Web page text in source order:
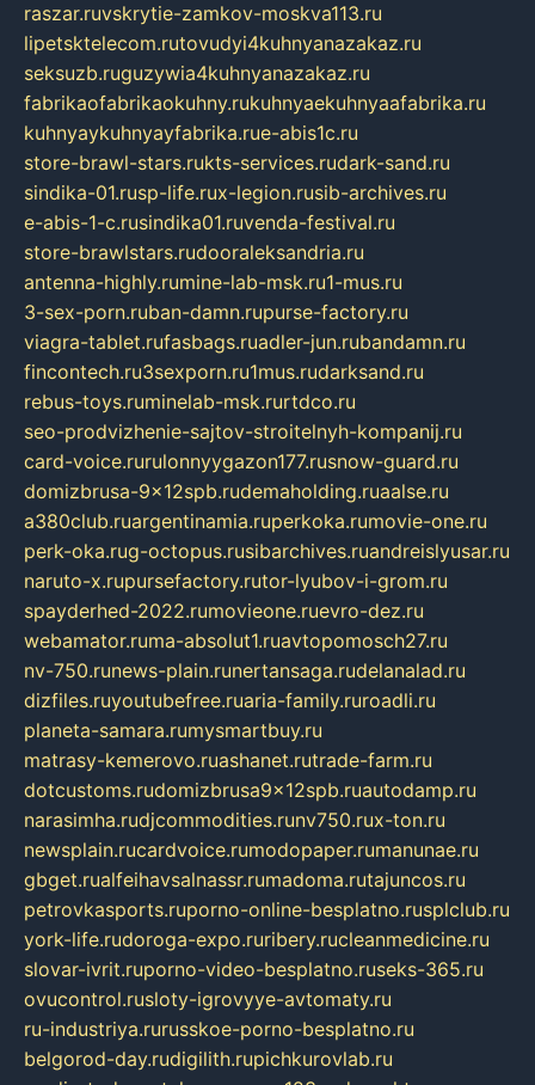
raszar.ruvskrytie-zamkov-moskva113.ru
lipetsktelecom.rutovudyi4kuhnyanazakaz.ru
seksuzb.ruguzywia4kuhnyanazakaz.ru
fabrikaofabrikaokuhny.rukuhnyaekuhnyaafabrika.ru
kuhnyaykuhnyayfabrika.rue-abis1c.ru
store-brawl-stars.rukts-services.rudark-sand.ru
sindika-01.rusp-life.rux-legion.rusib-archives.ru
e-abis-1-c.rusindika01.ruvenda-festival.ru
store-brawlstars.rudooraleksandria.ru
antenna-highly.rumine-lab-msk.ru1-mus.ru
3-sex-porn.ruban-damn.rupurse-factory.ru
viagra-tablet.rufasbags.ruadler-jun.rubandamn.ru
fincontech.ru3sexporn.ru1mus.rudarksand.ru
rebus-toys.ruminelab-msk.rurtdco.ru
seo-prodvizhenie-sajtov-stroitelnyh-kompanij.ru
card-voice.rurulonnyygazon177.rusnow-guard.ru
domizbrusa-9x12spb.rudemaholding.ruaalse.ru
a380club.ruargentinamia.ruperkoka.rumovie-one.ru
perk-oka.rug-octopus.rusibarchives.ruandreislyusar.ru
naruto-x.rupursefactory.rutor-lyubov-i-grom.ru
spayderhed-2022.rumovieone.ruevro-dez.ru
webamator.ruma-absolut1.ruavtopomosch27.ru
nv-750.runews-plain.runertansaga.rudelanalad.ru
dizfiles.ruyoutubefree.ruaria-family.ruroadli.ru
planeta-samara.rumysmartbuy.ru
matrasy-kemerovo.ruashanet.rutrade-farm.ru
dotcustoms.rudomizbrusa9x12spb.ruautodamp.ru
narasimha.rudjcommodities.runv750.rux-ton.ru
newsplain.rucardvoice.rumodopaper.rumanunae.ru
gbget.rualfeihavsalnassr.rumadoma.rutajuncos.ru
petrovkasports.ruporno-online-besplatno.rusplclub.ru
york-life.rudoroga-expo.ruribery.rucleanmedicine.ru
slovar-ivrit.ruporno-video-besplatno.ruseks-365.ru
ovucontrol.rusloty-igrovyye-avtomaty.ru
ru-industriya.rurusskoe-porno-besplatno.ru
belgorod-day.rudigilith.rupichkurovlab.ru